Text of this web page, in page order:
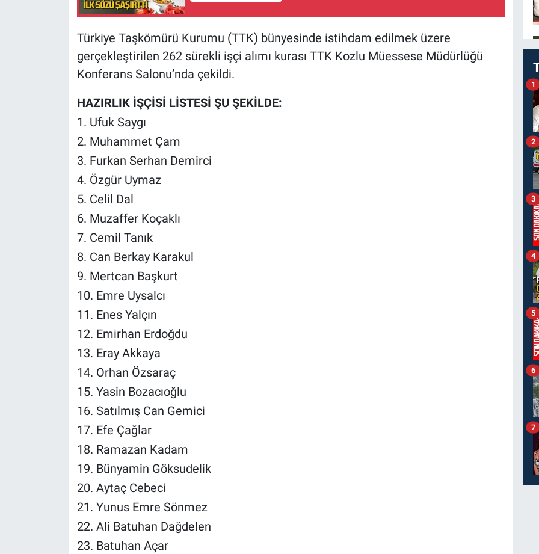
Türkiye Taşkömürü Kurumu (TTK) bünyesinde istihdam edilmek üzere
gerçekleştirilen 262 sürekli işçi alımı kurası TTK Kozlu Müessese Müdürlüğü
Konferans Salonu’nda çekildi.
HAZIRLIK İŞÇİSİ LİSTESİ ŞU ŞEKİLDE:
1. Ufuk Saygı
2. Muhammet Çam
3. Furkan Serhan Demirci
4. Özgür Uymaz
5. Celil Dal
6. Muzaffer Koçaklı
7. Cemil Tanık
8. Can Berkay Karakul
9. Mertcan Başkurt
10. Emre Uysalcı
11. Enes Yalçın
12. Emirhan Erdoğdu
13. Eray Akkaya
14. Orhan Özsaraç
15. Yasin Bozacıoğlu
16. Satılmış Can Gemici
17. Efe Çağlar
18. Ramazan Kadam
19. Bünyamin Göksudelik
20. Aytaç Cebeci
21. Yunus Emre Sönmez
22. Ali Batuhan Dağdelen
23. Batuhan Açar
1
2
3
4
5
6
7